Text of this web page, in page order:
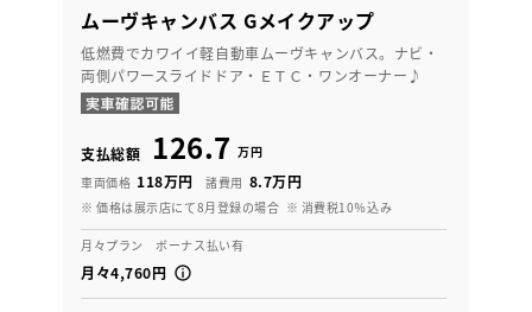
ムーヴキャンバス Gメイクアップ
低燃費でカワイイ軽自動車ムーヴキャンバス。ナビ・
両側パワースライドドア・ＥＴＣ・ワンオーナー♪
支払総額 126.7 万円
車両価格 118万円 諸費用 8.7万円
※ 価格は展示店にて8月登録の場合 ※ 消費税10％込み
月々プラン ボーナス払い有
月々4,760円